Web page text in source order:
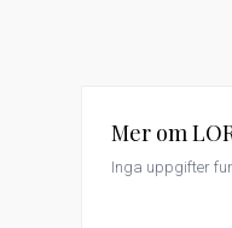
Mer om
Inga uppgifter